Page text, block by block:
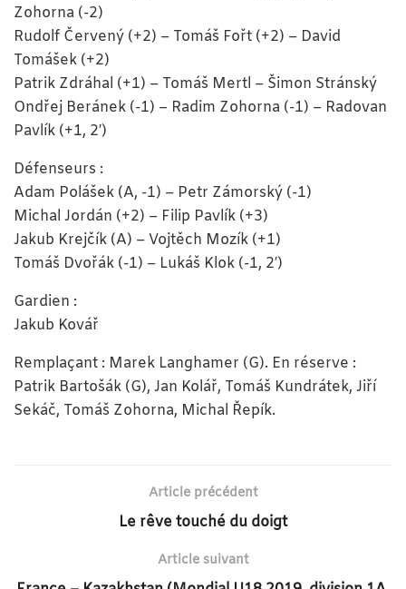
Zohorna (-2)
Rudolf Červený (+2) – Tomáš Fořt (+2) – David
Tomášek (+2)
Patrik Zdráhal (+1) – Tomáš Mertl – Šimon Stránský
Ondřej Beránek (-1) – Radim Zohorna (-1) – Radovan
Pavlík (+1, 2′)
Défenseurs :
Adam Polášek (A, -1) – Petr Zámorský (-1)
Michal Jordán (+2) – Filip Pavlík (+3)
Jakub Krejčík (A) – Vojtěch Mozík (+1)
Tomáš Dvořák (-1) – Lukáš Klok (-1, 2′)
Gardien :
Jakub Kovář
Remplaçant : Marek Langhamer (G). En réserve :
Patrik Bartošák (G), Jan Kolář, Tomáš Kundrátek, Jiří
Sekáč, Tomáš Zohorna, Michal Řepík.
Article précédent
Le rêve touché du doigt
Article suivant